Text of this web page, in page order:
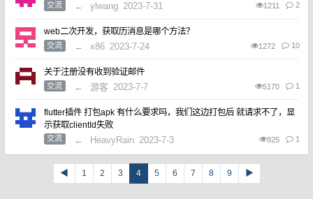
交流 ← ylwang 2023-7-31 1211 2
web二次开发，获取历消息是哪个方法？
交流 ← x86 2023-7-24 1272 10
关于注册没有收到验证邮件
交流 ← 游客 2023-7-7 5170 1
flutter插件 打包apk 有什么要求吗，我们这边打包后 就请求不了，显
示获取clientId失败
交流 ← HeavyRain 2023-7-3 925 1
◀ 1 2 3 4 5 6 7 8 9 ▶